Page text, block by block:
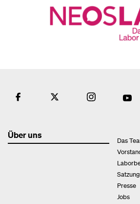
Über uns
Das
Satzung
Presse
Jobs